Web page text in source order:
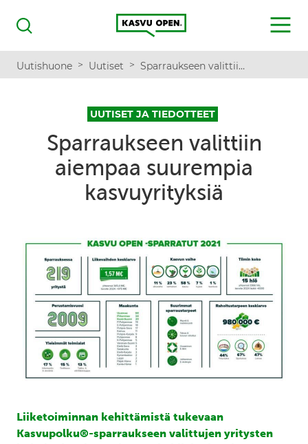
Haku
Kasvu Open
MENU
Uutishuone > Uutiset > Sparraukseen valittiin aiempaa suurempia kasvuyrityksiä
UUTISET JA TIEDOTTEET
Sparraukseen valittiin
aiempaa suurempia
kasvuyrityksiä
Liiketoiminnan kehittämistä tukevaan
Kasvupolku®-sparraukseen valittujen yritysten